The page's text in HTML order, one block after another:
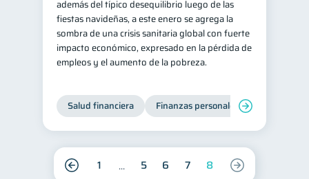
además del típico desequilibrio luego de las
fiestas navideñas, a este enero se agrega la
sombra de una crisis sanitaria global con fuerte
impacto económico, expresado en la pérdida de
empleos y el aumento de la pobreza.
Salud financiera Finanzas personales
1 5 6 7 8